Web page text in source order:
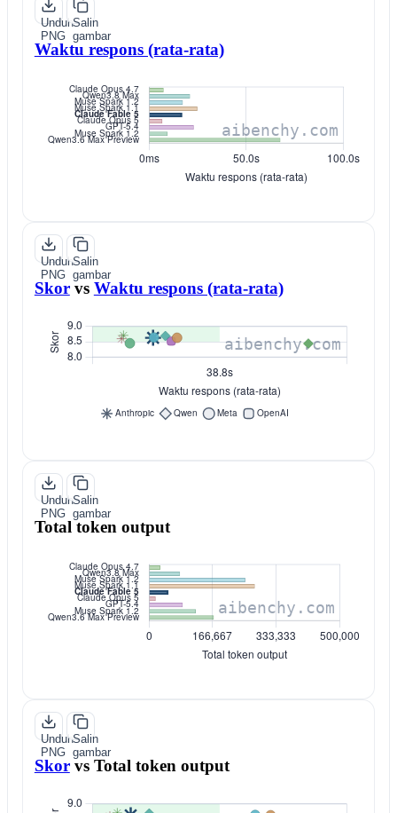
Unduh
PNG
Salin
gambar
Waktu respons (rata-rata)
Unduh
PNG
Salin
gambar
Skor vs Waktu respons (rata-rata)
Unduh
PNG
Salin
gambar
Total token output
Unduh
PNG
Salin
gambar
Skor vsTotal token output